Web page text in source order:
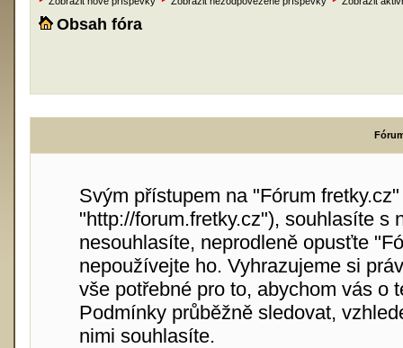
Obsah fóra
Svým přístupem na "Fórum
"http://forum.fretky.cz"), souhlasíte s
nesouhlasíte, neprodleně opusťte
nepoužívejte ho. Vyhrazujeme si
vše potřebné pro to, abychom vás o
Podmínky průběžně sledovat,
nimi souhlasíte.